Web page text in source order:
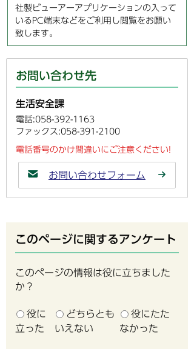
社製ビューアーアプリケーションの入って
いるPC端末などをご利用し閲覧をお願い
致します。
お問い合わせ先
生活安全課
電話:058-392-1163
ファックス:058-391-2100
電話番号のかけ間違いにご注意ください!
お問い合わせフォーム
このページに関するアンケート
このページの情報は役に立ちました
か？
役に
立った
どちらとも
いえない
役にたた
なかった